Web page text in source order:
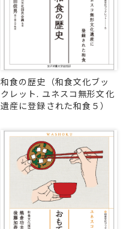
和食の歴史（和食文化ブッ
クレット. ユネスコ無形文化
遺産に登録された和食５）